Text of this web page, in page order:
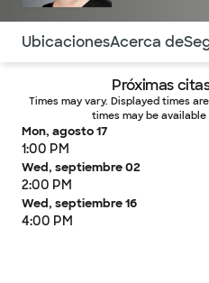
Utilice esta navegación
UbicacionesAcerca de
Próximas
Times may vary. Displayed times
times may be
Mon, agosto 17
1:00 PM
Wed, septiembre 02
2:00 PM
Wed, septiembre 16
4:00 PM